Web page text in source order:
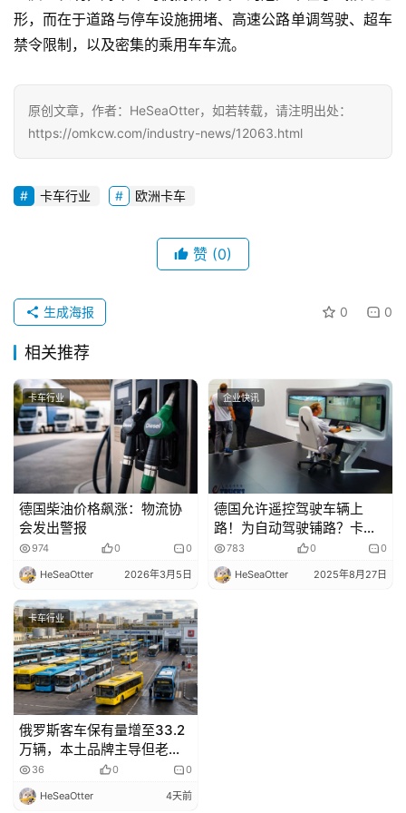
页
家
资
讯
频
专
题
社
区
注册
形，而在于道路与停车设施拥堵、高速公路单调驾驶、超车
禁令限制，以及密集的乘用车车流。
原创文章，作者：HeSeaOtter，如若转载，请注明出处：
https://omkcw.com/industry-news/12063.html
卡车行业 欧洲卡车
赞 (0)
0 0
生成海报
相关推荐
卡车行业
德国柴油价格飙涨：物流协
会发出警报
974 0 0
HeSeaOtter 2026年3月5日
企业快讯
德国允许遥控驾驶车辆上
路！为自动驾驶铺路？卡车
司机未来何去何从？
783 0 0
HeSeaOtter 2025年8月27日
卡车行业
俄罗斯客车保有量增至33.2
万辆，本土品牌主导但老化
问题突出
36 0 0
HeSeaOtter 4天前